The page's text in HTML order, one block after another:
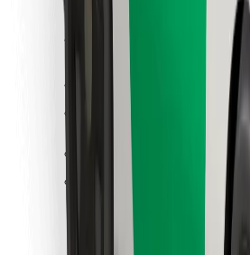
Evästeet
Turvallisuus
Hanki kyyti hetkessä!
Lataa Bolt Food -sovellus